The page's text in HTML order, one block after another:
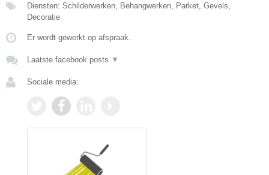
Diensten: Schilderwerken, Behangwerken, Parket, Gevels,
Decoratie
Er wordt gewerkt op afspraak.
Laatste facebook posts ▼
Sociale media: